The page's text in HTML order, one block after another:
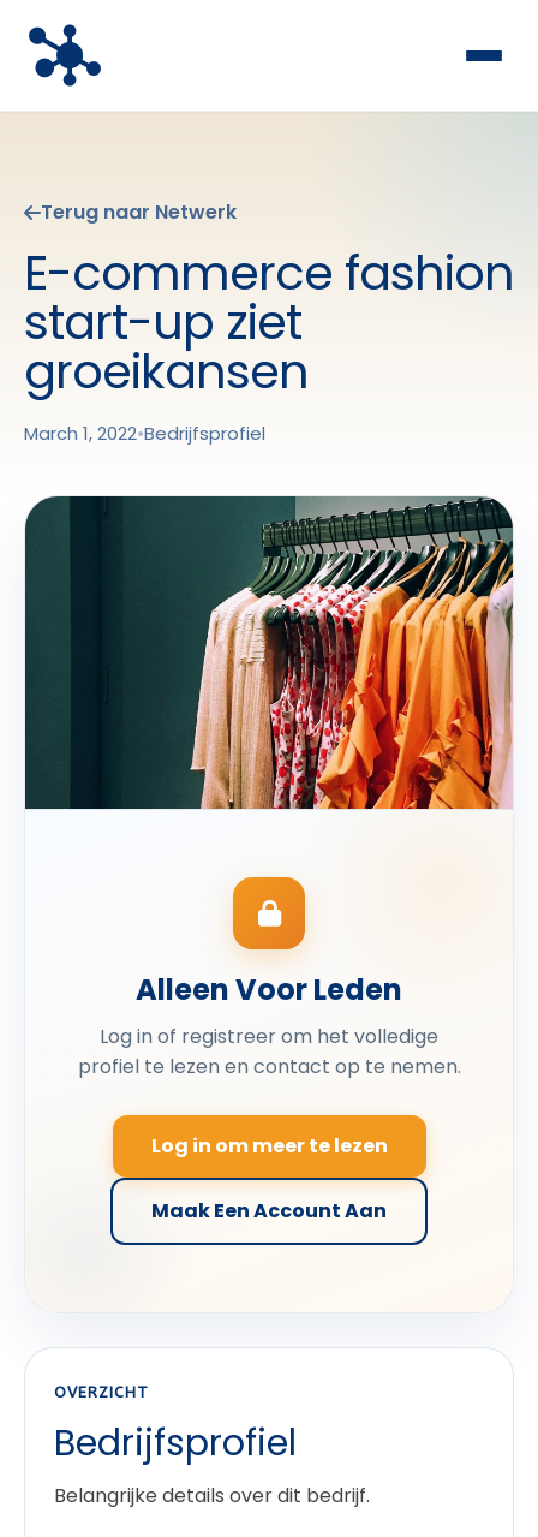
Terug naar Netwerk
E-commerce fashion
start-up ziet
groeikansen
March 1, 2022•Bedrijfsprofiel
Alleen Voor Leden
Log in of registreer om het volledige
profiel te lezen en contact op te nemen.
Log in om meer te lezen
Maak Een Account Aan
OVERZICHT
Bedrijfsprofiel
Belangrijke details over dit bedrijf.